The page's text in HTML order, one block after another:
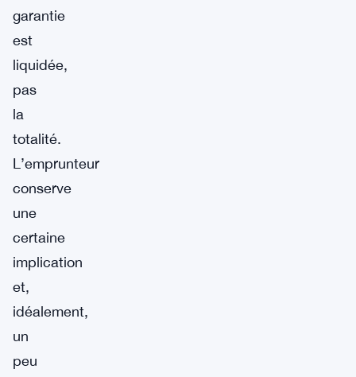
garantie
est
liquidée,
pas
la
totalité.
L’emprunteur
conserve
une
certaine
implication
et,
idéalement,
un
peu